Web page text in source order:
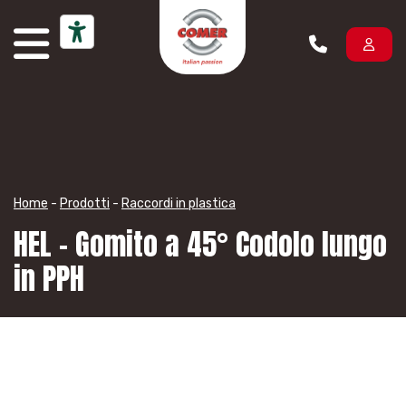
Home - Prodotti - Raccordi in plastica
HEL – Gomito a 45° Codolo lungo
in PPH